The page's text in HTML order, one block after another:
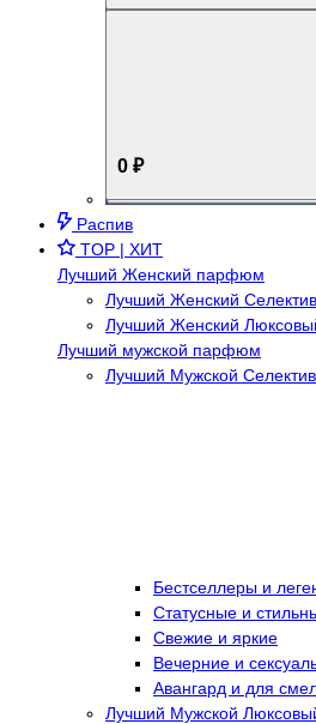
0 ₽
Распив
TOP | ХИТ
Лучший Женский парфюм
Лучший Женский
Лучший Женский
Лучший мужской парфюм
Лучший Мужской
Бестселлеры и
Статусные и
Свежие и яркие
Вечерние и
Авангард и для
Лучший Мужской